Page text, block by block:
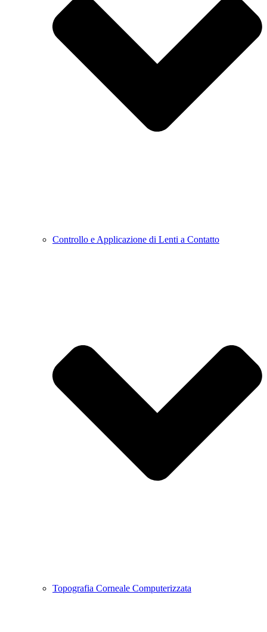
Controllo e Applicazione di Lenti a Contatto
Topografia Corneale Computerizzata